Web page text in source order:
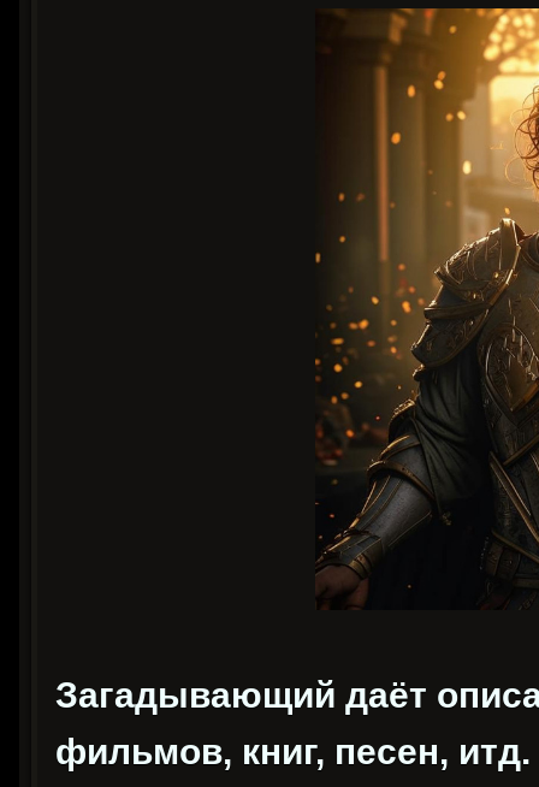
Загадывающий даёт
фильмов, книг, песен,